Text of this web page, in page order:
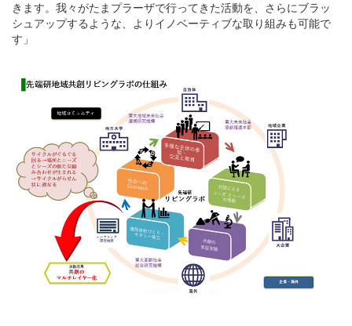
きます。我々がたまプラーザで行ってきた活動を、さらにブラッ
シュアップするような、よりイノベーティブな取り組みも可能で
す」